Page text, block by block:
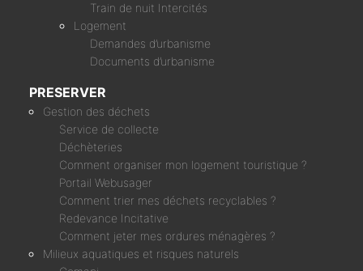
Train de nuit Intercités
Logement
Demandes d’urbanisme
Documents d’urbanisme
PRESERVER
Gestion des déchets
Service de collecte
Déchèteries
Comment organiser mon logement touristique ?
Portail Webusager
Comment trier mes déchets recyclables ?
Redevance Incitative
Comment jeter mes ordures ménagères ?
Milieux aquatiques et risques naturels